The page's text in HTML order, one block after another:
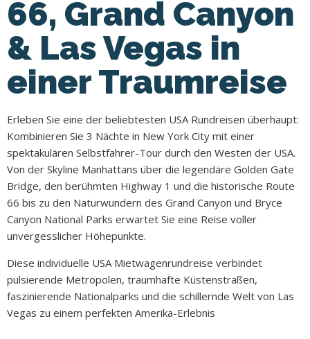
66, Grand Canyon
& Las Vegas in
einer Traumreise
Erleben Sie eine der beliebtesten USA Rundreisen überhaupt:
Kombinieren Sie 3 Nächte in New York City mit einer
spektakulären Selbstfahrer-Tour durch den Westen der USA.
Von der Skyline Manhattans über die legendäre Golden Gate
Bridge, den berühmten Highway 1 und die historische Route
66 bis zu den Naturwundern des Grand Canyon und Bryce
Canyon National Parks erwartet Sie eine Reise voller
unvergesslicher Höhepunkte.
Diese individuelle USA Mietwagenrundreise verbindet
pulsierende Metropolen, traumhafte Küstenstraßen,
faszinierende Nationalparks und die schillernde Welt von Las
Vegas zu einem perfekten Amerika-Erlebnis